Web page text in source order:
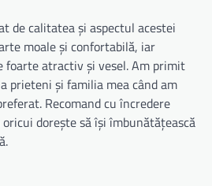
de calitatea și aspectul acestei
moale și confortabilă, iar
foarte atractiv și vesel. Am primit
prieteni și familia mea când am
Recomand cu încredere
dorește să își îmbunătățească